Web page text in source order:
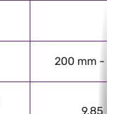
200 mm -
9,85 -